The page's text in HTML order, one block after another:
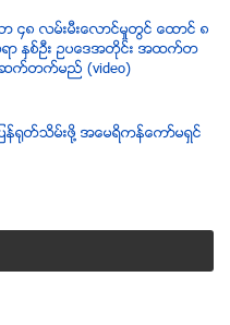
၈ လမ္းမီးေလာင္မႈတြင္ ေထာင္ ၈
ႏွစ္ဦး ဥပေဒအတိုင္း အထက္တ
ဆက္တက္မည္ (video)
န္ရုတ္သိမ္းဖို႔ အေမရိကန္ေကာ္မရွင္